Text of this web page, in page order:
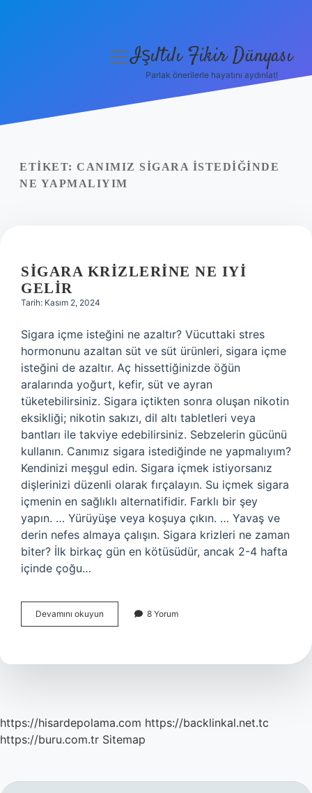
Yasal Uyarı
menüyüIşıltılı Fikir Dünyası
Parlak önerilerle hayatını aydınlat!
ETIKET: CANIMIZ SIGARA ISTEDIĞINDE
NE YAPMALIYIM
SIGARA KRIZLERINE NE IYI
GELIR
Tarih: Kasım 2, 2024
Sigara içme isteğini ne azaltır? Vücuttaki stres
hormonunu azaltan süt ve süt ürünleri, sigara içme
isteğini de azaltır. Aç hissettiğinizde öğün
aralarında yoğurt, kefir, süt ve ayran
tüketebilirsiniz. Sigara içtikten sonra oluşan nikotin
eksikliği; nikotin sakızı, dil altı tabletleri veya
bantları ile takviye edebilirsiniz. Sebzelerin gücünü
kullanın. Canımız sigara istediğinde ne yapmalıyım?
Kendinizi meşgul edin. Sigara içmek istiyorsanız
dişlerinizi düzenli olarak fırçalayın. Su içmek sigara
içmenin en sağlıklı alternatifidir. Farklı bir şey
yapın. … Yürüyüşe veya koşuya çıkın. … Yavaş ve
derin nefes almaya çalışın. Sigara krizleri ne zaman
biter? İlk birkaç gün en kötüsüdür, ancak 2-4 hafta
içinde çoğu…
Devamını okuyun
Krizlerine
Gelir
8 Yorum
https://hisardepolama.com https://backlinkal.net.tc
https://buru.com.tr Sitemap